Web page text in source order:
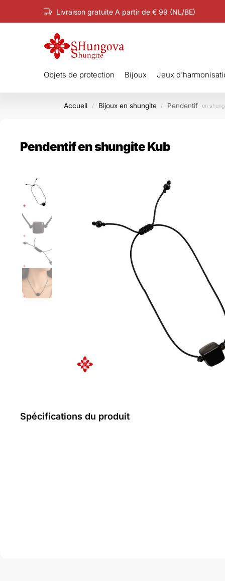
Livraison gratuite A partir de € 99 (NL/BE)
Paiement sécurisé iDeal, carte de crédit, etc.
Objets de protection Bijoux Jeux
Accueil / Bijoux en shungite / Pendentif en
Pendentif en shungite Kub
Spécifications du produit